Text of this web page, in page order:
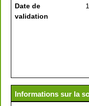
Date de
validation
Informations sur la